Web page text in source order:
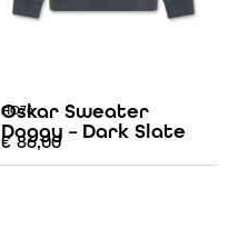
AO76
Oskar Sweater
Doggy – Dark Slate
€86,00